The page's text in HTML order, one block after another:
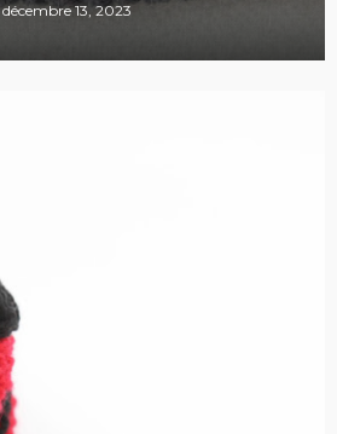
décembre 13, 2023